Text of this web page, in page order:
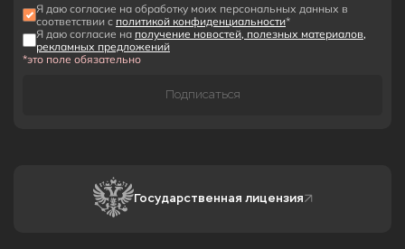
Я даю согласие на обработку моих персональных данных в
соответствии с политикой конфиденциальности*
Я даю согласие на получение новостей, полезных материалов,
рекламных предложений
*это поле обязательно
Подписаться
Государственная лицензия